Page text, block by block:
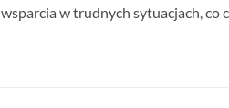
w trudnych sytuacjach, co